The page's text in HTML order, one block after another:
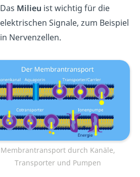
Das Milieu ist wichtig für die
elektrischen Signale, zum Beispiel
in Nervenzellen.
Membrantransport durch Kanäle,
Transporter und Pumpen